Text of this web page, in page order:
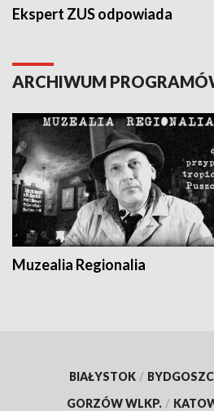
Ekspert ZUS odpowiada
ARCHIWUM
Muzealia Regionalia
BIAŁYSTOK /
GORZÓW WLKP. /